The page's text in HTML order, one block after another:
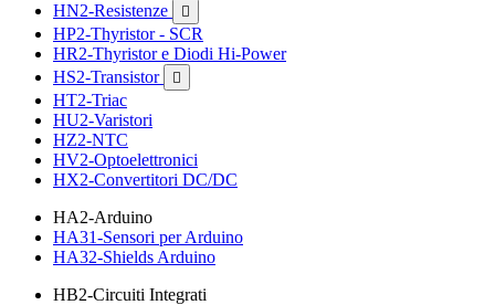
HN2-Resistenze 
HP2-Thyristor - SCR
HR2-Thyristor e Diodi Hi-Power
HS2-Transistor

HT2-Triac
HU2-Varistori
HZ2-NTC
HV2-Optoelettronici
HX2-Convertitori DC/DC
HA2-Arduino
HA31-Sensori per Arduino
HA32-Shields Arduino
HB2-Circuiti Integrati